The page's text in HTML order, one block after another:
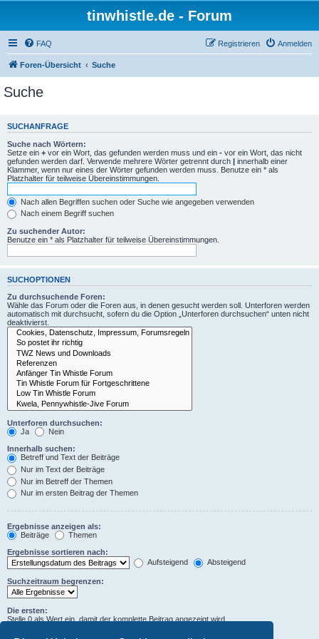
tinwhistle.de - Forum
FAQ Anmelden
Registrieren
Foren-Übersicht Suche
Suche
SUCHANFRAGE
Suche nach Wörtern:
Setze ein + vor ein Wort, das gefunden werden muss und ein - vor ein Wort, das nicht
gefunden werden darf. Verwende mehrere Wörter getrennt durch | innerhalb einer
Klammer, wenn nur eines der Wörter gefunden werden muss. Benutze ein * als
Platzhalter für teilweise Übereinstimmungen.
Nach allen Begriffen suchen oder Suche wie angegeben verwenden
Nach einem Begriff suchen
Zu suchender Autor:
Benutze ein * als Platzhalter für teilweise Übereinstimmungen.
SUCHOPTIONEN
Zu durchsuchende Foren:
Wähle das Forum oder die Foren aus, in denen gesucht werden soll. Unterforen werden
automatisch mit durchsucht, sofern du die Option „Unterforen durchsuchen“ unten nicht
deaktivierst.
Unterforen durchsuchen:
Ja
Nein
Innerhalb suchen:
Betreff und Text der Beiträge
Nur im Text der Beiträge
Nur im Betreff der Themen
Nur im ersten Beitrag der Themen
Ergebnisse anzeigen als:
Beiträge
Themen
Ergebnisse sortieren nach:
Aufsteigend
Absteigend
Suchzeitraum begrenzen:
Die ersten:
Stelle 0 als Wert ein, damit der komplette Beitrag angezeigt wird.